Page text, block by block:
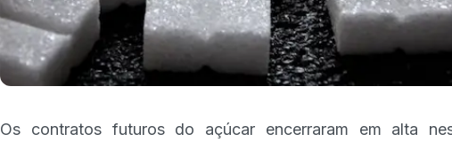
Os contratos futuros do açúcar encerraram em alta